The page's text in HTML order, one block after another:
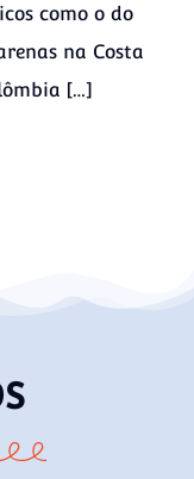
como o do
na Costa
[…]